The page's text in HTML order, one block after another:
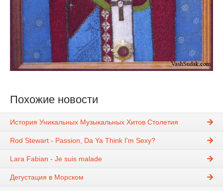
Похожие новости
История Уникальных Музыкальных Хитов Столетия
Rod Stewart - Passion, Da Ya Think I'm Sexy?
Lara Fabian - Je suis malade
Дегустация в Морском